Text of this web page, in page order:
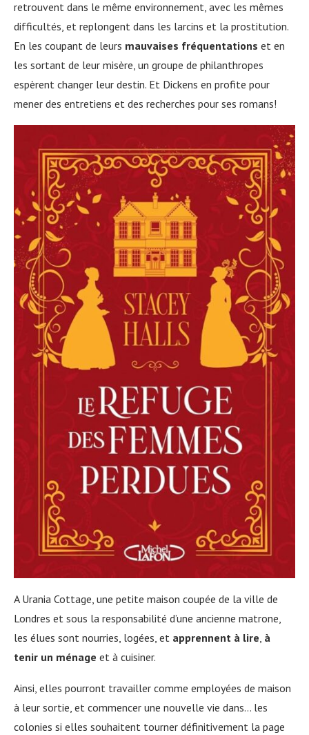
retrouvent dans le même environnement, avec les mêmes
difficultés, et replongent dans les larcins et la prostitution.
En les coupant de leurs mauvaises fréquentations et en
les sortant de leur misère, un groupe de philanthropes
espèrent changer leur destin. Et Dickens en profite pour
mener des entretiens et des recherches pour ses romans!
A Urania Cottage, une petite maison coupée de la ville de
Londres et sous la responsabilité d’une ancienne matrone,
les élues sont nourries, logées, et apprennent à lire à
tenir un ménage et à cuisiner.
Ainsi, elles pourront travailler comme employées de maison
à leur sortie, et commencer une nouvelle vie dans… les
colonies si elles souhaitent tourner définitivement la page